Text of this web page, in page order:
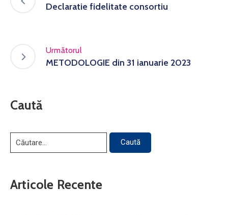
Declaratie fidelitate consortiu
Următorul
METODOLOGIE din 31 ianuarie 2023
Caută
Articole Recente